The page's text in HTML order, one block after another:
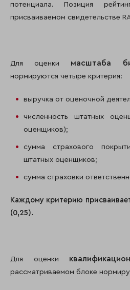
потенциала. Позиция
присваиваемом свидетельстве
Для оценки масштаба
нормируются четыре критерия:
выручка от оценочной
численность штатных
оценщиков);
сумма страхового
штатных оценщиков;
сумма страховки
Каждому критерию
(0,25).
Для оценки
рассматриваемом блоке